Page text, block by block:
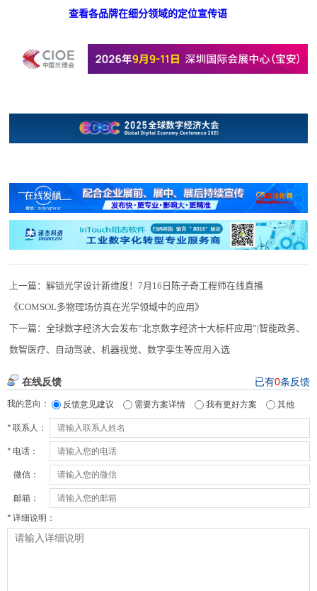
查看各品牌在细分领域的定位宣传语
上一篇：解锁光学设计新维度！7月16日陈子奇工程师在线直播
《COMSOL多物理场仿真在光学领域中的应用》
下一篇：全球数字经济大会发布“北京数字经济十大标杆应用”|智能政务、
数智医疗、自动驾驶、机器视觉、数字孪生等应用入选